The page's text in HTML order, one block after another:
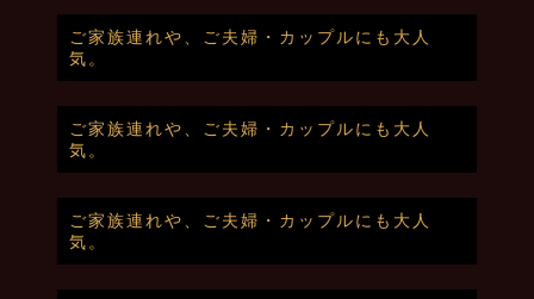
ご家族連れや、ご夫婦・カップルにも大人
気。
ご家族連れや、ご夫婦・カップルにも大人
気。
ご家族連れや、ご夫婦・カップルにも大人
気。